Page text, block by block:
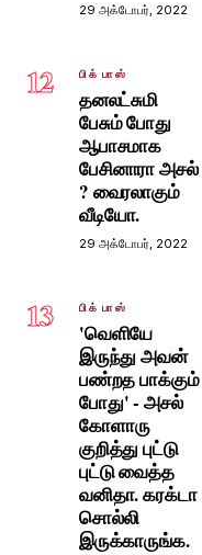
29 அக்டோபர், 2022
12 பிக் பாஸ்
தனலட்சுமி
பேசும் போது
ஆபாசமாக
பேசினாரா அசல்
? வைரலாகும்
வீடியோ.
29 அக்டோபர், 2022
13 பிக் பாஸ்
'வெளியே
இருந்து அவன்
பண்றத பாக்கும்
போது' - அசல்
கோளாரு
குறித்து புட்டு
புட்டு வைத்த
வனிதா. கரக்டா
சொல்லி
இருக்காருங்க.